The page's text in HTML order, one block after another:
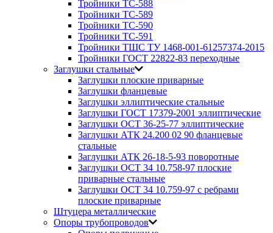
Тройники ТС-588
Тройники ТС-589
Тройники ТС-590
Тройники ТС-591
Тройники ТШС ТУ 1468-001-61257374-2015
Тройники ГОСТ 22822-83 переходные
Заглушки стальные
Заглушки плоские приварные
Заглушки фланцевые
Заглушки эллиптические стальные
Заглушки ГОСТ 17379-2001 эллиптические
Заглушки ОСТ 36-25-77 эллиптические
Заглушки АТК 24.200 02 90 фланцевые
стальные
Заглушки АТК 26-18-5-93 поворотные
Заглушки ОСТ 34 10.758-97 плоские
приварные стальные
Заглушки ОСТ 34 10.759-97 с ребрами
плоские приварные
Штуцера металлические
Опоры трубопроводов